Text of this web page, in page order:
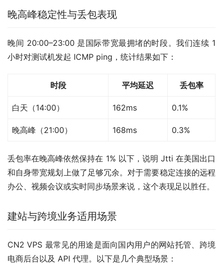
晚高峰稳定性与丢包表现
晚间 20:00–23:00 是国际带宽最拥堵的时段。我们连续 1
小时对测试机发起 ICMP ping，统计结果如下：
时段 平均延迟 丢包率
白天（14:00） 162ms 0.1%
晚高峰（21:00） 168ms 0.3%
丢包率在晚高峰依然保持在 1% 以下，说明 Jtti 在美国出口
和自身带宽规划上做了足够冗余。对于需要稳定连接的远程
办公、视频会议或实时同步场景来说，这个表现足以胜任。
建站与跨境业务适用场景
CN2 VPS 最常见的用途是面向国内用户的网站托管、跨境
电商后台以及 API 代理。以下是几个典型场景：